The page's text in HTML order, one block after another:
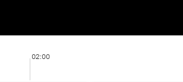
02:00